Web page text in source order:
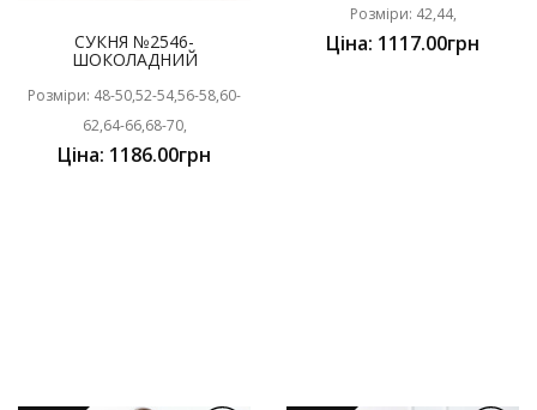
СУКНЯ №2546-
ШОКОЛАДНИЙ
Розміри: 48-50,52-54,56-58,60-
62,64-66,68-70,
Ціна: 1186.00грн
Розміри: 42,44,
Ціна: 1117.00грн